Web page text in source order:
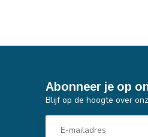
Abonneer je op
Blijf op de hoogte over